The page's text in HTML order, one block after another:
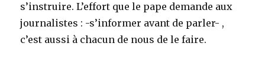
s’instruire. L’effort que le pape demande aux
journalistes : -s’informer avant de parler- ,
c’est aussi à chacun de nous de le faire.